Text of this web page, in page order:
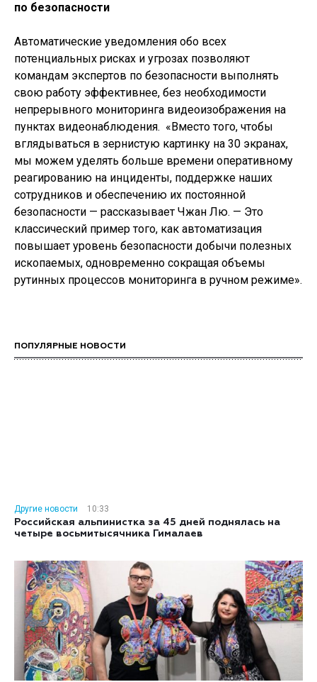
по безопасности
Автоматические уведомления обо всех
потенциальных рисках и угрозах позволяют
командам экспертов по безопасности выполнять
свою работу эффективнее, без необходимости
непрерывного мониторинга видеоизображения на
пунктах видеонаблюдения. «Вместо того, чтобы
вглядываться в зернистую картинку на 30 экранах,
мы можем уделять больше времени оперативному
реагированию на инциденты, поддержке наших
сотрудников и обеспечению их постоянной
безопасности — рассказывает Чжан Лю. — Это
классический пример того, как автоматизация
повышает уровень безопасности добычи полезных
ископаемых, одновременно сокращая объемы
рутинных процессов мониторинга в ручном режиме».
ПОПУЛЯРНЫЕ НОВОСТИ
Другие новости
10:33
Российская альпинистка за 45 дней поднялась на
четыре восьмитысячника Гималаев